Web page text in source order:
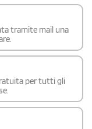
tramite mail una
per tutti gli